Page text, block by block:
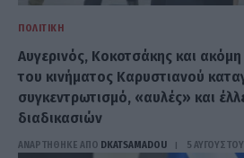
ΠΟΛΙΤΙΚΉ
Αυγερινός, Κοκοτσάκης και
του κινήματος Καρυστιανού
συγκεντρωτισμό, «αυλές» και
διαδικασιών
ΑΝΑΡΤΗΘΗΚΕ ΑΠΟ DKATSAMADOU 5